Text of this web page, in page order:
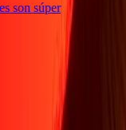
son súper